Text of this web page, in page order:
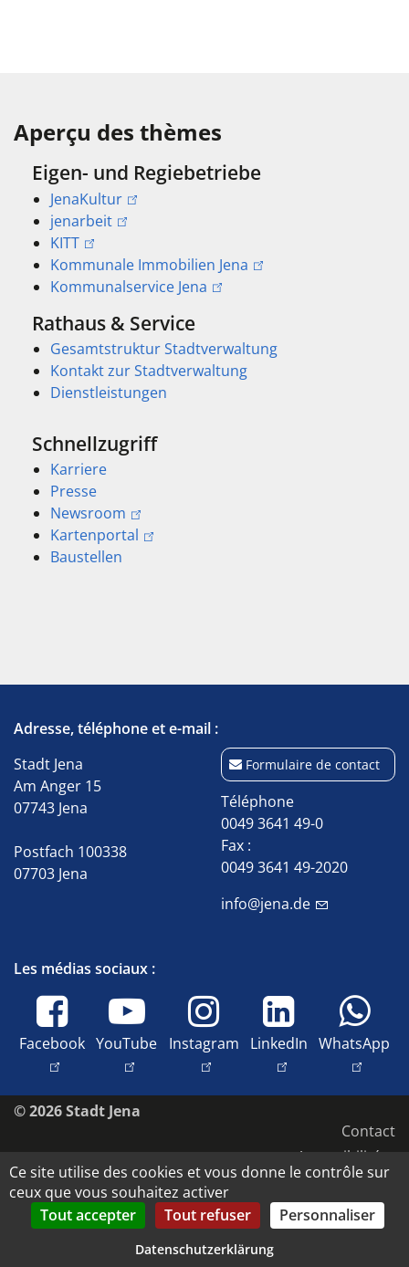
Aperçu des thèmes
Eigen- und Regiebetriebe
JenaKultur
jenarbeit
KITT
Kommunale Immobilien Jena
Kommunalservice Jena
Rathaus & Service
Gesamtstruktur Stadtverwaltung
Kontakt zur Stadtverwaltung
Dienstleistungen
Schnellzugriff
Karriere
Presse
Newsroom
Kartenportal
Baustellen
Adresse, téléphone et e-mail :
Stadt Jena
Am Anger 15
07743 Jena
Postfach 100338
07703 Jena
Formulaire de contact
Téléphone
0049 3641 49-0
Fax :
0049 3641 49-2020
info@jena.de
Les médias sociaux :
Facebook YouTube Instagram LinkedIn WhatsApp
© 2026 Stadt Jena
Contact
Accessibilité
Déclaration de confidentialité
Mentions légales
Droits d'image et copyright
Datenschutz-Einstellungen anpassen
Ce site utilise des cookies et vous donne le contrôle sur
ceux que vous souhaitez activer
Tout accepter
Tout refuser Personnaliser
Datenschutzerklärung